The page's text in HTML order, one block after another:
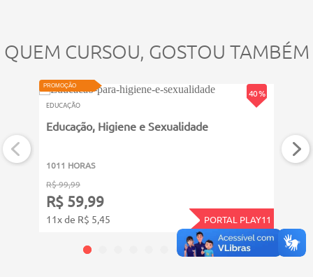
QUEM CURSOU, GOSTOU TAMBÉM
40 %
PROMOÇÃO
EDUCAÇÃO
Educação, Higiene e Sexualidade
1011 HORAS
R$ 99,99
R$ 59,99
11x de R$ 5,45 PORTAL PLAY11
6011